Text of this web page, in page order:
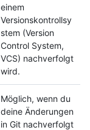
einem
Versionskontrollsy
stem (Version
Control System,
VCS) nachverfolgt
wird.
Möglich, wenn du
deine Änderungen
in Git nachverfolgt